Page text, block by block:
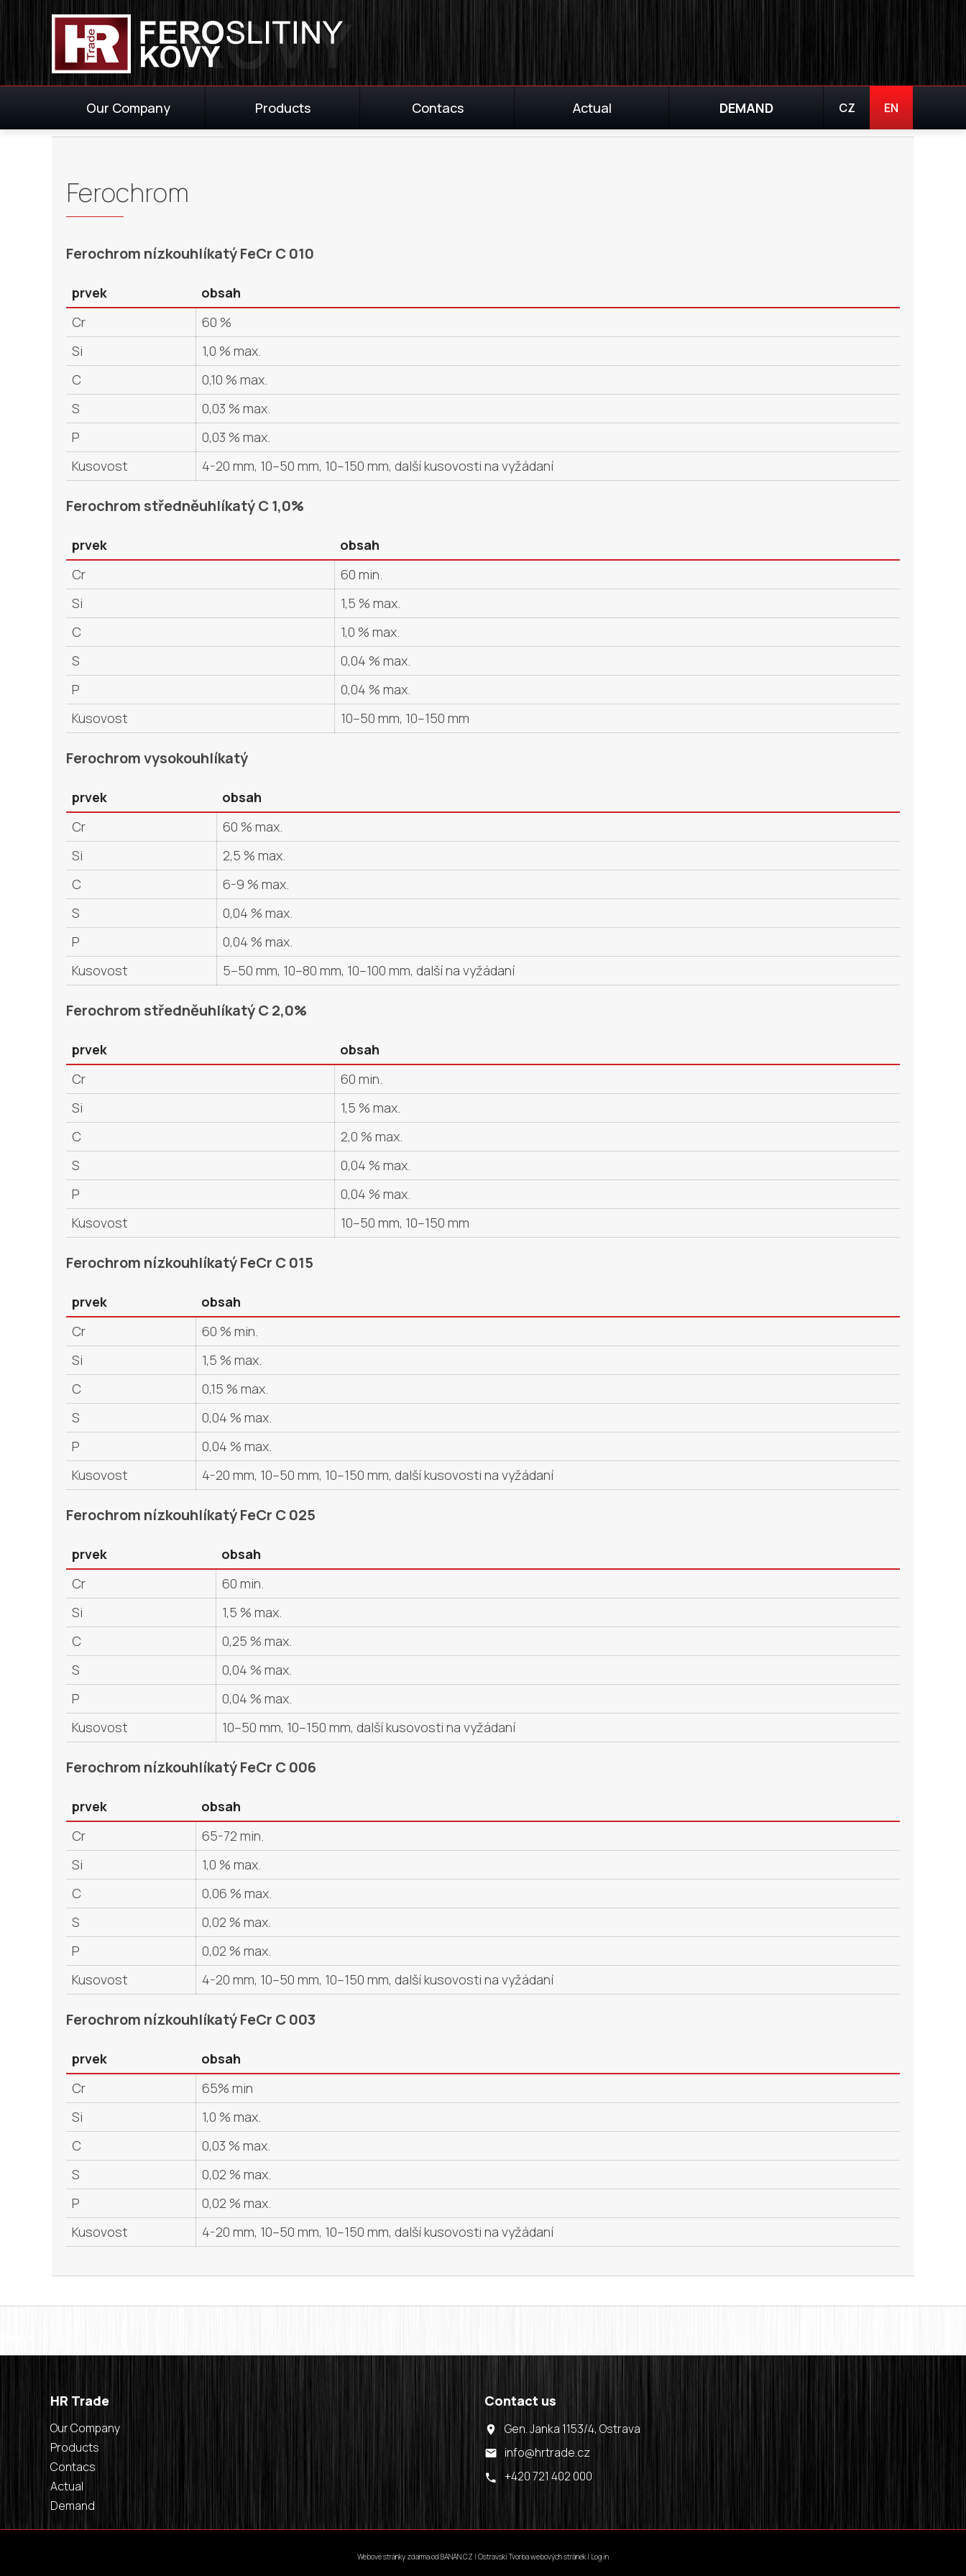
Our Company Products Contacs Actual DEMAND CZ EN
Ferochrom
Ferochrom nízkouhlíkatý FeCr C 010
prvek
obsah
Cr
60 %
Si
1,0 % max.
C
0,10 % max.
S
0,03 % max.
P
0,03 % max.
Kusovost
4-20 mm, 10–50 mm, 10–150 mm, další kusovosti na vyžádaní
Ferochrom středněuhlíkatý C 1,0%
prvek
obsah
Cr
60 min.
Si
1,5 % max.
C
1,0 % max.
S
0,04 % max.
P
0,04 % max.
Kusovost
10–50 mm, 10–150 mm
Ferochrom vysokouhlíkatý
prvek
obsah
Cr
60 % max.
Si
2,5 % max.
C
6-9 % max.
S
0,04 % max.
P
0,04 % max.
Kusovost
5–50 mm, 10–80 mm, 10–100 mm, další na vyžádaní
Ferochrom středněuhlíkatý C 2,0%
prvek
obsah
Cr
60 min.
Si
1,5 % max.
C
2,0 % max.
S
0,04 % max.
P
0,04 % max.
Kusovost
10–50 mm, 10–150 mm
Ferochrom nízkouhlíkatý FeCr C 015
prvek
obsah
Cr
60 % min.
Si
1,5 % max.
C
0,15 % max.
S
0,04 % max.
P
0,04 % max.
Kusovost
4-20 mm, 10–50 mm, 10–150 mm, další kusovosti na vyžádaní
Ferochrom nízkouhlíkatý FeCr C 025
prvek
obsah
Cr
60 min.
Si
1,5 % max.
C
0,25 % max.
S
0,04 % max.
P
0,04 % max.
Kusovost
10–50 mm, 10–150 mm, další kusovosti na vyžádaní
Ferochrom nízkouhlíkatý FeCr C 006
prvek
obsah
Cr
65-72 min.
Si
1,0 % max.
C
0,06 % max.
S
0,02 % max.
P
0,02 % max.
Kusovost
4-20 mm, 10–50 mm, 10–150 mm, další kusovosti na vyžádaní
Ferochrom nízkouhlíkatý FeCr C 003
prvek
obsah
Cr
65% min
Si
1,0 % max.
C
0,03 % max.
S
0,02 % max.
P
0,02 % max.
Kusovost
4-20 mm, 10–50 mm, 10–150 mm, další kusovosti na vyžádaní
HR Trade
Our Company
Products
Contacs
Actual
Demand
Contact us
Gen. Janka 1153/4, Ostrava
info@hrtrade.cz
+420 721 402 000
Webové stránky zdarmaod BANAN.CZ | Ostravski Tvorba webových stránek | Log in